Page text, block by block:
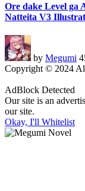
Ore dake Level ga
Natteita V3
by Megumi
Copyright © 2024
AdBlock Detected
Our site is an
our site.
Okay, I'll Whitelist